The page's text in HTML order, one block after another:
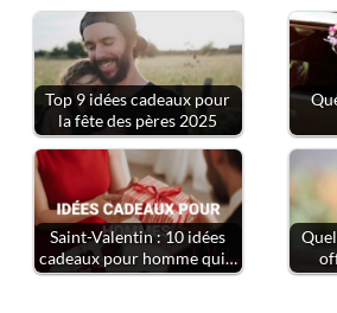
Top 9 idées cadeaux pour
la fête des pères 2025
Saint-Valentin : 10 idées
cadeaux pour homme qui…